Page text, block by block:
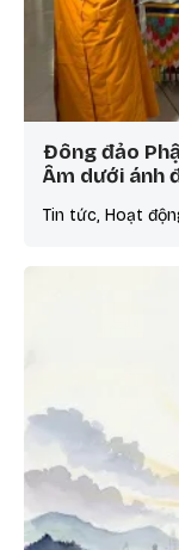
Đông đảo
Âm dưới ánh
Tin tức, Hoạt